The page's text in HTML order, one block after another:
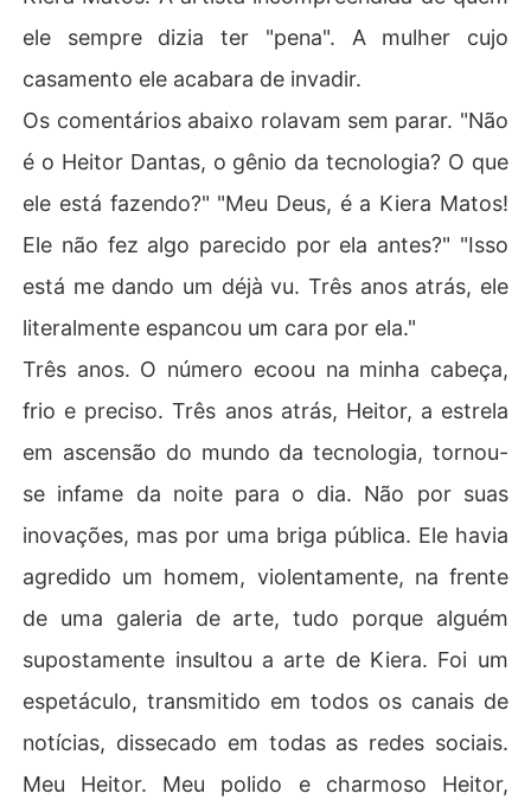
ele sempre dizia ter "pena". A mulher cujo
casamento ele acabara de invadir.
Os comentários abaixo rolavam sem parar. "Não
é o Heitor Dantas, o gênio da tecnologia? O que
ele está fazendo?" "Meu Deus, é a Kiera Matos!
Ele não fez algo parecido por ela antes?" "Isso
está me dando um déjà vu. Três anos atrás, ele
literalmente espancou um cara por ela."
Três anos. O número ecoou na minha cabeça,
frio e preciso. Três anos atrás, Heitor, a estrela
em ascensão do mundo da tecnologia, tornou-
se infame da noite para o dia. Não por suas
inovações, mas por uma briga pública. Ele havia
agredido um homem, violentamente, na frente
de uma galeria de arte, tudo porque alguém
supostamente insultou a arte de Kiera. Foi um
espetáculo, transmitido em todos os canais de
notícias, dissecado em todas as redes sociais.
Meu Heitor. Meu polido e charmoso Heitor,